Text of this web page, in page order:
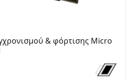
& φόρτισης Micro